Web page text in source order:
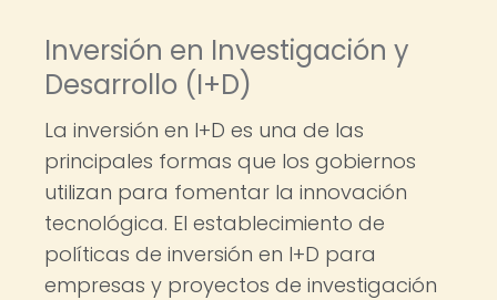
Inversión en Investigación y
Desarrollo (I+D)
La inversión en I+D es una de las
principales formas que los gobiernos
utilizan para fomentar la innovación
tecnológica. El establecimiento de
políticas de inversión en I+D para
empresas y proyectos de investigación